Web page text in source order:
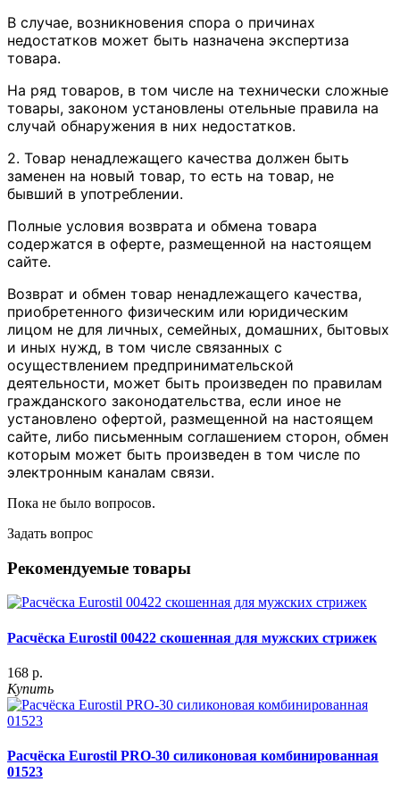
В случае, возникновения спора о причинах
недостатков может быть назначена экспертиза
товара.
На ряд товаров, в том числе на технически сложные
товары, законом установлены отельные правила на
случай обнаружения в них недостатков.
2. Товар ненадлежащего качества должен быть
заменен на новый товар, то есть на товар, не
бывший в употреблении.
Полные условия возврата и обмена товара
содержатся в оферте, размещенной на настоящем
сайте.
Возврат и обмен товар ненадлежащего качества,
приобретенного физическим или юридическим
лицом не для личных, семейных, домашних, бытовых
и иных нужд, в том числе связанных с
осуществлением предпринимательской
деятельности, может быть произведен по правилам
гражданского законодательства, если иное не
установлено офертой, размещенной на настоящем
сайте, либо письменным соглашением сторон, обмен
которым может быть произведен в том числе по
электронным каналам связи.
Пока не было вопросов.
Задать вопрос
Рекомендуемые товары
Расчёска Eurostil 00422 скошенная для мужских стрижек
168 р.
Купить
Расчёска Eurostil PRO-30 силиконовая комбинированная
01523